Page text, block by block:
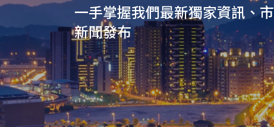
一手掌握我們最新獨家資訊、
新聞發布